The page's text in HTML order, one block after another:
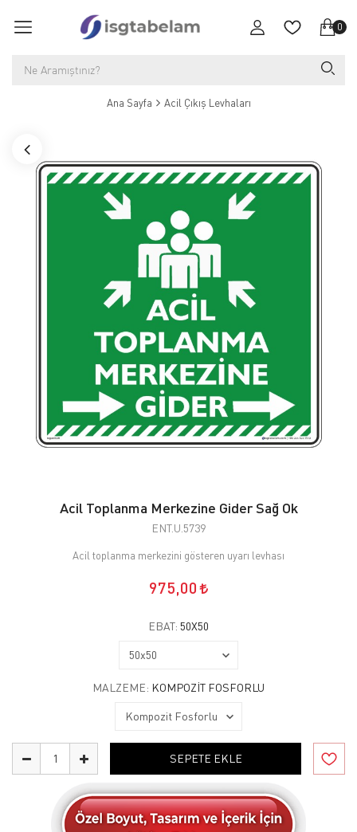
0
Ana Sayfa Acil Çıkış Levhaları
Acil Toplanma Merkezine Gider Sağ Ok
ENT.U.5739
Acil toplanma merkezini gösteren uyarı levhası
975,00
EBAT: 50X50
MALZEME: KOMPOZIT FOSFORLU
SEPETE EKLE